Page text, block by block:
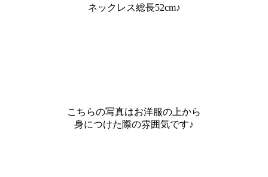
ネックレス総長52cm♪
こちらの写真はお洋服の上から
身につけた際の雰囲気です♪